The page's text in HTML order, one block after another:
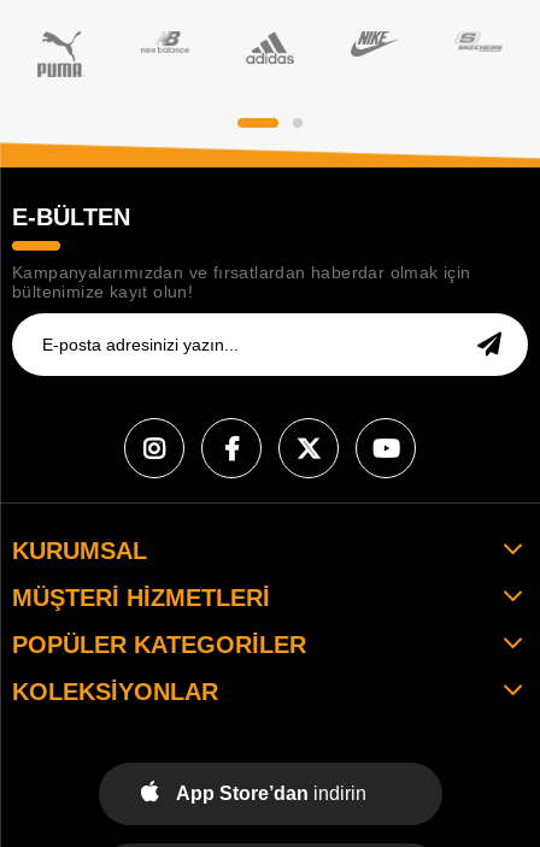
E-BÜLTEN
Kampanyalarımızdan ve fırsatlardan haberdar olmak için
bültenimize kayıt olun!
KURUMSAL
MÜŞTERI HIZMETLERI
POPÜLER KATEGORILER
KOLEKSIYONLAR
App Store’dan indirin